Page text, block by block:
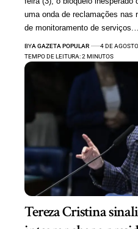
uma onda de reclamações nas
de monitoramento de serviços.…
BYA GAZETA POPULAR
4 DE
TEMPO DE LEITURA: 2 MINUTOS
Tereza Cristina